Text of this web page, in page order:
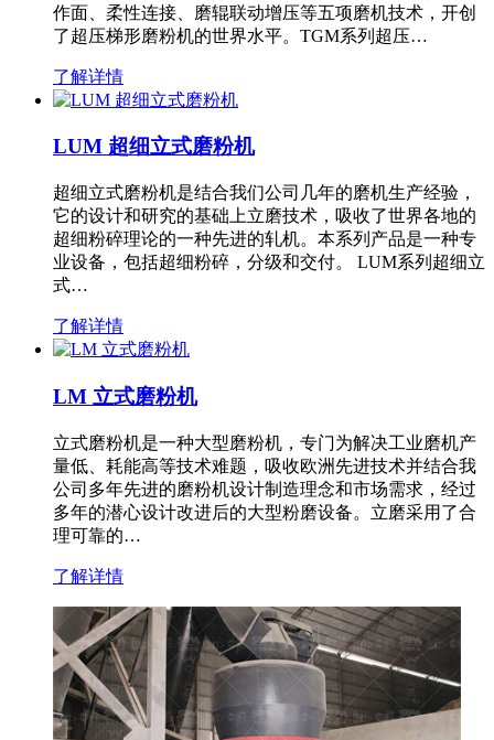
作面、柔性连接、磨辊联动增压等五项磨机技术，开创
了超压梯形磨粉机的世界水平。TGM系列超压…
了解详情
LUM 超细立式磨粉机
超细立式磨粉机是结合我们公司几年的磨机生产经验，
它的设计和研究的基础上立磨技术，吸收了世界各地的
超细粉碎理论的一种先进的轧机。本系列产品是一种专
业设备，包括超细粉碎，分级和交付。 LUM系列超细立
式…
了解详情
LM 立式磨粉机
立式磨粉机是一种大型磨粉机，专门为解决工业磨机产
量低、耗能高等技术难题，吸收欧洲先进技术并结合我
公司多年先进的磨粉机设计制造理念和市场需求，经过
多年的潜心设计改进后的大型粉磨设备。立磨采用了合
理可靠的…
了解详情